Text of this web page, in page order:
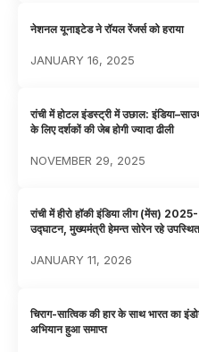
नेशनल यूनाइटेड ने रॉयल रेंजर्स को हराया
JANUARY 16, 2025
रांची में होटल इंडस्ट्री में उछाल:
के लिए दर्शकों की जेब होगी ज्यादा ढीली
NOVEMBER 29, 2025
रांची में हीरो हॉकी इंडिया लीग (मेंस)
उद्घाटन, मुख्यमंत्री हेमन्त सोरेन रहे
JANUARY 11, 2026
चिराग-सात्विक की हार के साथ भारत का
अभियान हुआ समाप्त